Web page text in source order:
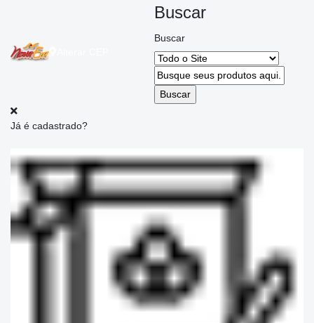
Buscar
Buscar
Já é cadastrado?